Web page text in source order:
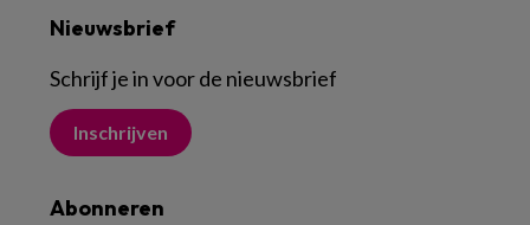
Nieuwsbrief
Schrijf je in voor de nieuwsbrief
Inschrijven
Abonneren